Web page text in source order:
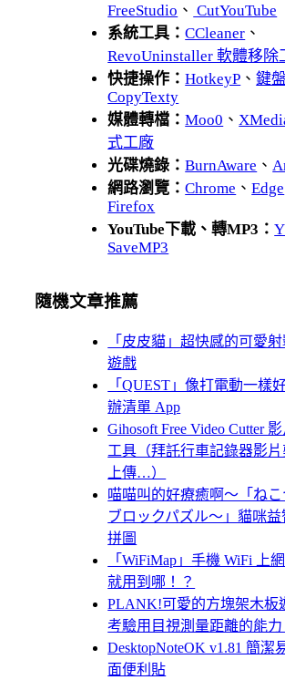
FreeStudio 、 CutYouTube
系統工具：CCleaner 、
RevoUninstaller 軟體移除
快捷操作：HotkeyP 、鍵
CopyTexty
媒體轉檔：Moo0 、
式工廠
光碟燒錄：BurnAware 、
網路瀏覽：Chrome 、Edge
Firefox
YouTube下載、轉MP3：
SaveMP3
隨機文章推薦
「皮皮貓」超快感的可愛
遊戲
「QUEST」像打電動一樣
辦清單 App
Gihosoft Free Video Cutter
工具（拜託行車記錄器影
上傳…）
喵喵叫的好療癒啊～「ね
ブロックパズル〜」貓咪
拼圖
「WiFiMap」手機 WiFi 上
就用到哪！？
PLANK!可愛的方塊架木板
考驗用目視測量距離的能力
DesktopNoteOK v1.81 簡潔
面便利貼